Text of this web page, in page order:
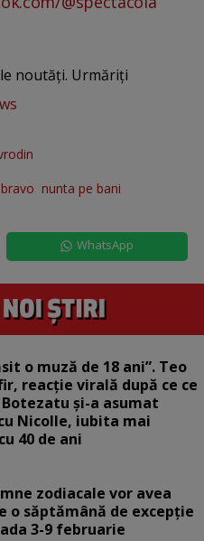
noutăți. Urmăriți
nunta pe bani
WhatsApp
o muză de 18 ani”. Teo
reacție virală după ce ce
și-a asumat
Nicolle, iubita mai
40 de ani
zodiacale vor avea
o săptămână de excepție
3-9 februarie